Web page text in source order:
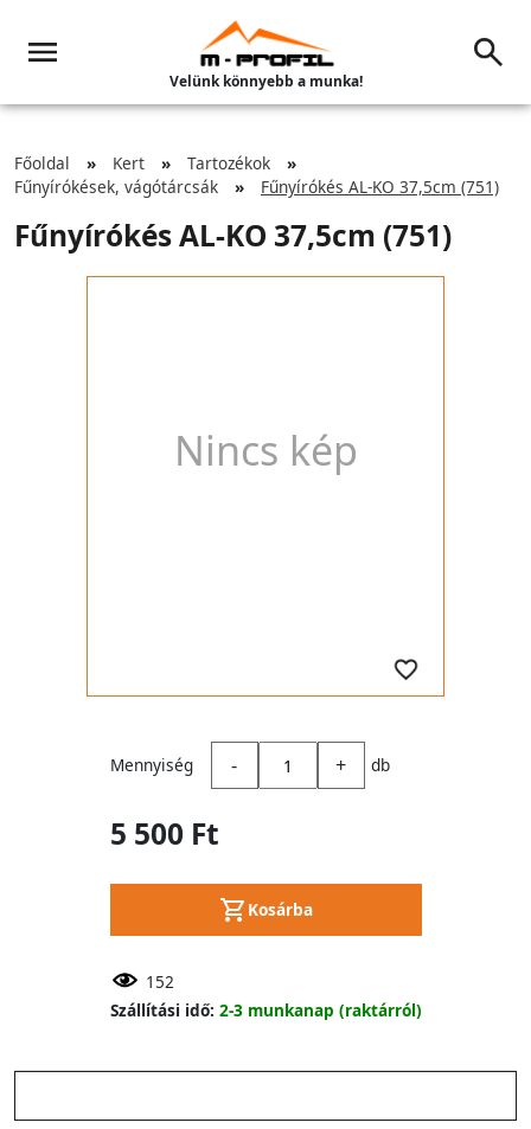
Velünk könnyebb a munka!
Főoldal Kert
Tartozékok
Fűnyírókések, vágótárcsák
Fűnyírókés AL-KO 37,5cm (751)
Fűnyírókés AL-KO 37,5cm (751)
Nincs kép
Mennyiség - + db
5 500 Ft
Kosárba
152
Szállítási idő: 2-3 munkanap (raktárról)